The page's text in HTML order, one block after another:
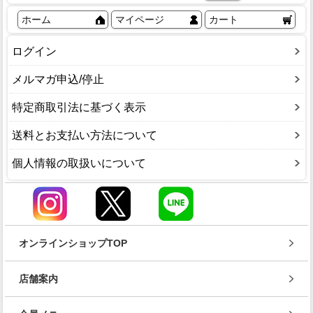
ホーム マイページ カート
ログイン
メルマガ申込/停止
特定商取引法に基づく表示
送料とお支払い方法について
個人情報の取扱いについて
オンラインショップTOP
店舗案内